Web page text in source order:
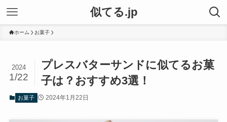
似てる.jp
ホーム お菓子
プレスバターサンドに似てるお菓
子は？おすすめ3選！
2024
1/22
お菓子 2024年1月22日